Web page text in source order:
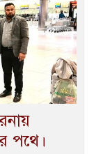
পথে।